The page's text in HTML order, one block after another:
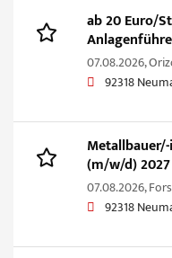
ab 20 Euro/
07.08.2026,
92318
(m/w/d) 2027
07.08.2026,
92318